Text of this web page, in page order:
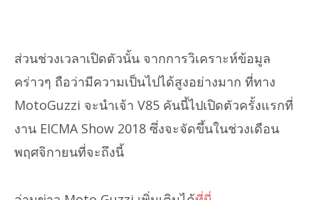
ส่วนช่วงเวลาเปิดตัวนั้น จากการวิเคราะห์ข้อมูล
คร่าวๆ ถือว่ามีความเป็นไปได้สูงอย่างมาก ที่ทาง
MotoGuzzi จะนำเจ้า V85 คันนี้ไปเปิดตัวครั้งแรกที่
งาน EICMA Show 2018 ซึ่งจะจัดขึ้นในช่วงเดือน
พฤศจิกายนที่จะถึงนี้